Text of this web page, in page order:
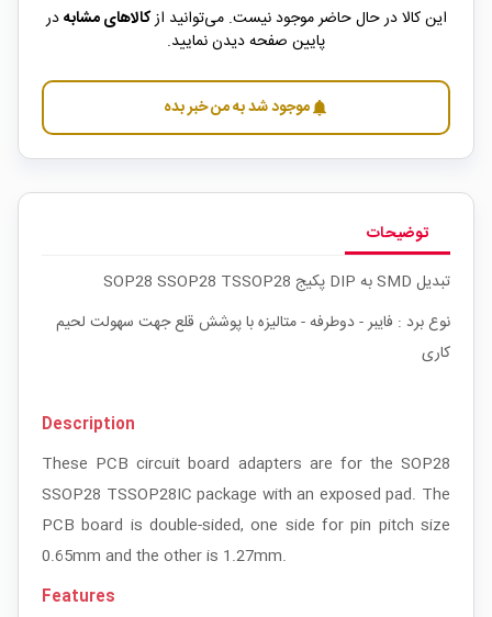
این کالا در حال حاضر موجود نیست. می‌توانید ازکالاهای مشابهدر
پایین صفحه دیدن نمایید.
notificationsموجود شد به من خبر بده
توضیحات
تبدیل SMD به DIP پکیج SOP28 SSOP28 TSSOP28
نوع برد : فایبر - دوطرفه - متالیزه با پوشش قلع جهت سهولت لحیم
کاری
Description
These PCB circuit board adapters are for the SOP28
SSOP28 TSSOP28IC package with an exposed pad. The
PCB board is double-sided, one side for pin pitch size
0.65mm and the other is 1.27mm.
Features